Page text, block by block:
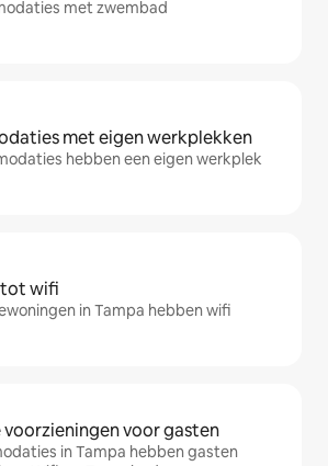
met zwembad
met eigen werkplekken
hebben een eigen werkplek
wifi
in Tampa hebben wifi
voorzieningen voor gasten
in Tampa hebben gasten